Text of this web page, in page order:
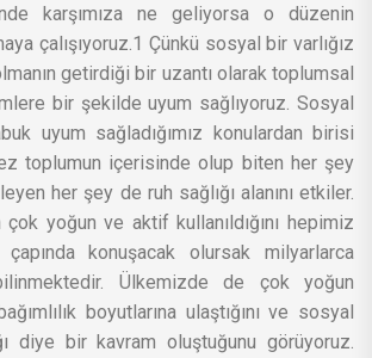
karşımıza ne geliyorsa o düzenin
çalışıyoruz.1 Çünkü sosyal bir varlığız
getirdiği bir uzantı olarak toplumsal
bir şekilde uyum sağlıyoruz. Sosyal
uyum sağladığımız konulardan birisi
toplumun içerisinde olup biten her şey
her şey de ruh sağlığı alanını etkiler.
çok yoğun ve aktif kullanıldığını hepimiz
konuşacak olursak milyarlarca
Ülkemizde de çok yoğun
boyutlarına ulaştığını ve sosyal
diye bir kavram oluştuğunu görüyoruz.